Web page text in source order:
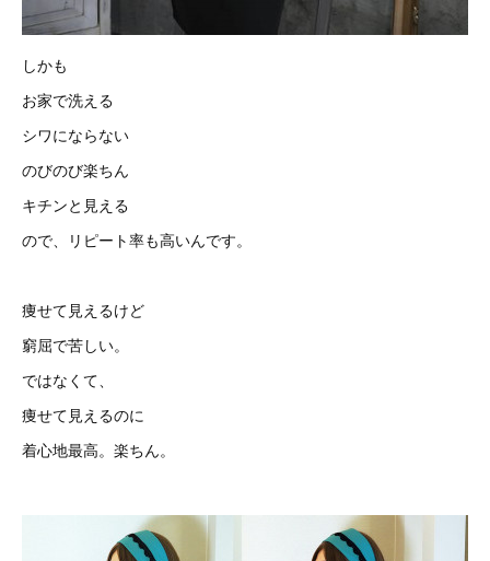
しかも
お家で洗える
シワにならない
のびのび楽ちん
キチンと見える
ので、リピート率も高いんです。
痩せて見えるけど
窮屈で苦しい。
ではなくて、
痩せて見えるのに
着心地最高。楽ちん。